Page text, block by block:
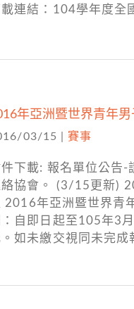
載連結：104學年度全
年亞洲暨世界青年
03/15 賽事
件下載: 報名單位公告
協會。 (3/15更新)
2016年亞洲暨世界青
自即日起至105年3
。如未繳交視同未完